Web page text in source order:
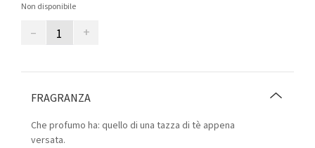
Non disponibile
– +
FRAGRANZA
Che profumo ha: quello di una tazza di tè appena
versata.